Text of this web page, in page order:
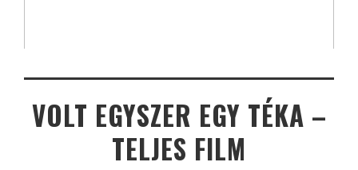
VOLT EGYSZER EGY TÉKA –
TELJES FILM